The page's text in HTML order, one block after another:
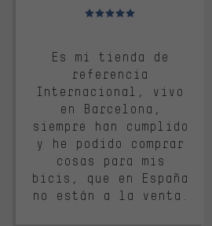
Valoración media: 5 de 5
Es mi tienda de
referencia
Internacional, vivo
en Barcelona,
siempre han cumplido
y he podido comprar
cosas para mis
bicis, que en España
no están a la venta.